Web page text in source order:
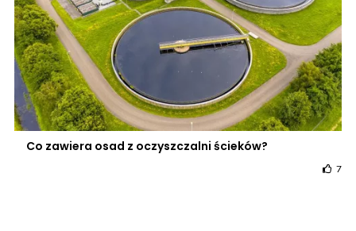
Co zawiera osad z oczyszczalni ścieków?
7